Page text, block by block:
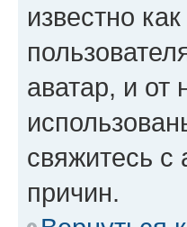
известно
аватар, и от
свяжитесь
причин.